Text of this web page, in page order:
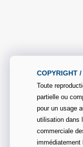
COPYRIGHT
Toute
partielle ou
pour un usage
utilisation dans
commerciale
immédiatement